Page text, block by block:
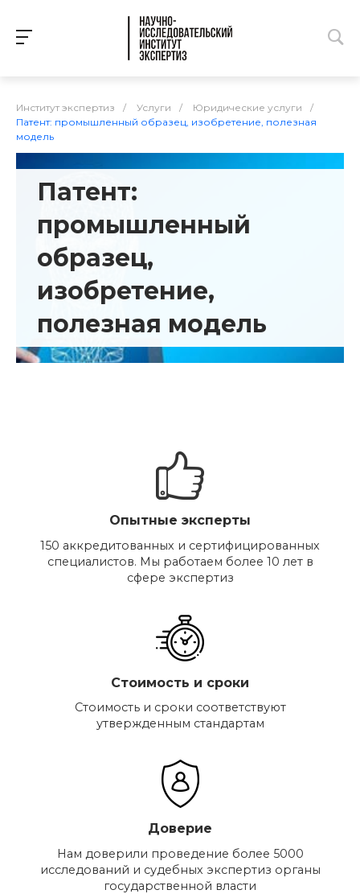
Институт экспертиз / Услуги / Юридические услуги
/
Патент: промышленный образец, изобретение, полезная
модель
Патент:
промышленный
образец,
изобретение,
полезная модель
Опытные эксперты
150 аккредитованных и сертифицированных
специалистов. Мы работаем более 10 лет в
сфере экспертиз
Стоимость и сроки
Стоимость и сроки соответствуют
утвержденным стандартам
Доверие
Нам доверили проведение более 5000
исследований и судебных экспертиз органы
государственной власти